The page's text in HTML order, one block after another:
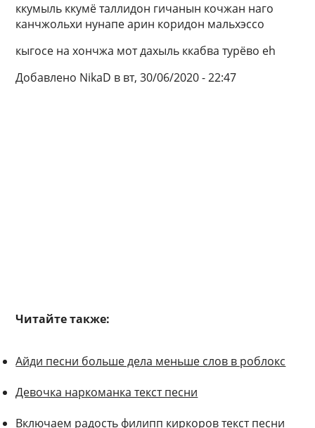
ккумыль ккумё таллидон гичанын кочжан наго
канчжольхи нунапе арин коридон мальхэссо
кыгосе на хончжа мот дахыль ккабва турёво eh
Добавлено NikaD в вт, 30/06/2020 - 22:47
Читайте также:
Айди песни больше дела меньше слов в роблокс
Девочка наркоманка текст песни
Включаем радость филипп киркоров текст песни